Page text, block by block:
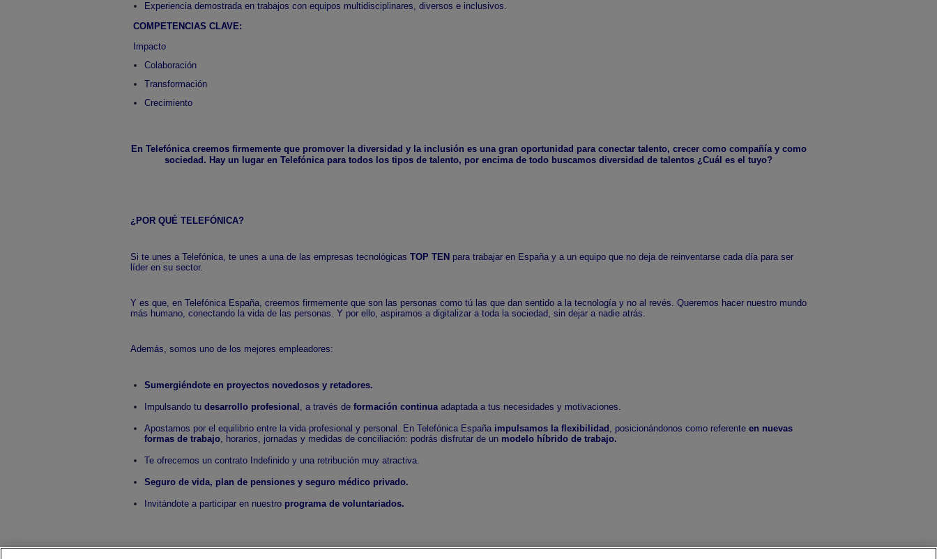
Experiencia demostrada en trabajos con equipos multidisciplinares, diversos e inclusivos.
COMPETENCIAS CLAVE:
Impacto
Colaboración
Transformación
Crecimiento
En Telefónica creemos firmemente que promover la diversidad y la inclusión es una gran oportunidad para conectar talento, crecer como compañía y como
sociedad. Hay un lugar en Telefónica para todos los tipos de talento, por encima de todo buscamos diversidad de talentos ¿Cuál es el tuyo?
¿POR QUÉ TELEFÓNICA?
Si te unes a Telefónica, te unes a una de las empresas tecnológicas TOP TEN para trabajar en España y a un equipo que no deja de reinventarse cada día para ser
líder en su sector.
Y es que, en Telefónica España, creemos firmemente que son las personas como tú las que dan sentido a la tecnología y no al revés. Queremos hacer nuestro mundo
más humano, conectando la vida de las personas. Y por ello, aspiramos a digitalizar a toda la sociedad, sin dejar a nadie atrás.
Además, somos uno de los mejores empleadores:
Sumergiéndote en proyectos novedosos y retadores.
Impulsando tu desarrollo profesional , a través de formación continua adaptada a tus necesidades y motivaciones.
Apostamos por el equilibrio entre la vida profesional y personal. En Telefónica España impulsamos la flexibilidad , posicionándonos como referente en nuevas
formas de trabajo , horarios, jornadas y medidas de conciliación: podrás disfrutar de un modelo híbrido de trabajo.
Te ofrecemos un contrato Indefinido y una retribución muy atractiva.
Seguro de vida, plan de pensiones y seguro médico privado.
Invitándote a participar en nuestro programa de voluntariados.